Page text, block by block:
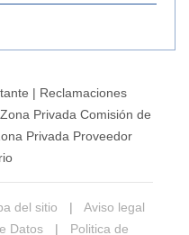
| Reclamaciones
Zona Privada Comisión de
Privada Proveedor
del sitio |
Aviso legal
Datos | Politica de